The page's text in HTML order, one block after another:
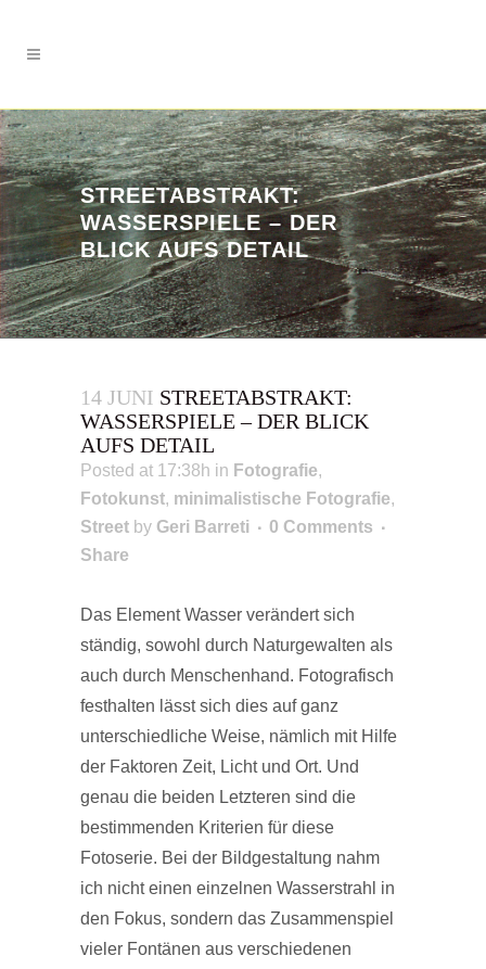
STREETABSTRAKT:
WASSERSPIELE – DER
BLICK AUFS DETAIL
14 JUNI STREETABSTRAKT:
WASSERSPIELE – DER BLICK
AUFS DETAIL
Posted at 17:38h in Fotografie,
Fotokunst, minimalistische Fotografie,
Street by Geri Barreti
0 Comments
Share
Das Element Wasser verändert sich
ständig, sowohl durch Naturgewalten als
auch durch Menschenhand. Fotografisch
festhalten lässt sich dies auf ganz
unterschiedliche Weise, nämlich mit Hilfe
der Faktoren Zeit, Licht und Ort. Und
genau die beiden Letzteren sind die
bestimmenden Kriterien für diese
Fotoserie. Bei der Bildgestaltung nahm
ich nicht einen einzelnen Wasserstrahl in
den Fokus, sondern das Zusammenspiel
vieler Fontänen aus verschiedenen